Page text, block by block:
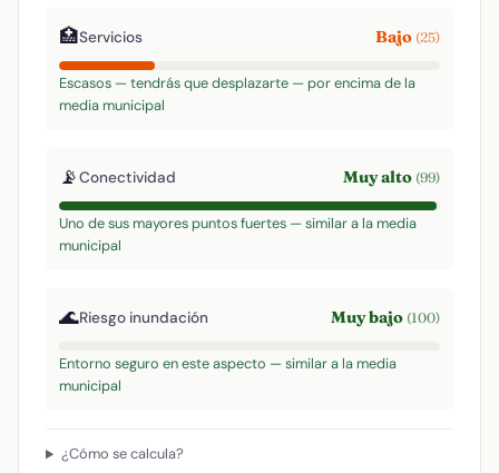
🏥Servicios Bajo (25)
Escasos — tendrás que desplazarte — por encima de la
media municipal
📡Conectividad Muy alto (99)
Uno de sus mayores puntos fuertes — similar a la media
municipal
🌊Riesgo inundación Muy bajo (100)
Entorno seguro en este aspecto — similar a la media
municipal
¿Cómo se calcula?